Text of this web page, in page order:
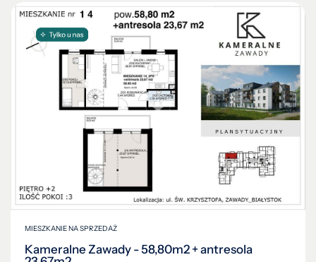
MIESZKANIE NA SPRZEDAŻ
Kameralne Zawady - 58,80m2 + antresola